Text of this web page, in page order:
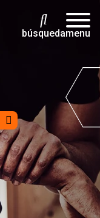
búsquedamenu